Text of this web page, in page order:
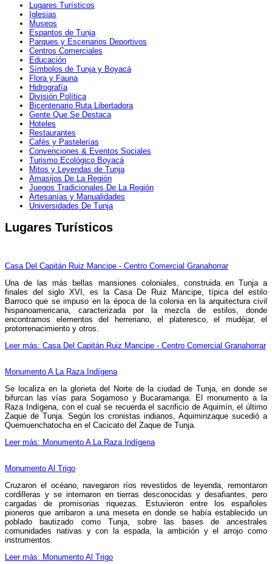
Lugares Turísticos
Iglesias
Museos
Espantos de Tunja
Parques y Escenarios Deportivos
Centros Comerciales
Educación
Símbolos de Tunja y Boyacá
Flora y Fauna
Hidrografía
División Política
Bicentenario Ruta Libertadora
Gente Que Se Destaca
Hoteles
Restaurantes
Cafés y Pastelerías
Convenciones & Eventos Sociales
Turismo Ecológico Boyacá
Mitos y Leyendas de Tunja
Amasijos De La Región
Juegos Tradicionales De La Región
Artesanías y Manualidades
Universidades De Tunja
Lugares Turísticos
Casa Del Capitán Ruiz Mancipe - Centro Comercial Granahorrar
Una de las más bellas mansiones coloniales, construida en Tunja a
finales del siglo XVI, es la Casa De Ruiz Mancipe, típica del estilo
Barroco que se impuso en la época de la colonia en la arquitectura civil
hispanoamericana, caracterizada por la mezcla de estilos, donde
encontramos elementos del herreriano, el plateresco, el mudéjar, el
protorrenacimiento y otros.
Leer más: Casa Del Capitán Ruiz Mancipe - Centro Comercial Granahorrar
Monumento A La Raza Indígena
Se localiza en la glorieta del Norte de la ciudad de Tunja, en donde se
bifurcan las vías para Sogamoso y Bucaramanga. El monumento a la
Raza Indígena, con el cual se recuerda el sacrificio de Aquimín, el último
Zaque de Tunja. Según los cronistas indianos, Aquiminzaque sucedió a
Quemuenchatocha en el Cacicato del Zaque de Tunja.
Leer más: Monumento A La Raza Indígena
Monumento Al Trigo
Cruzaron el océano, navegaron ríos revestidos de leyenda, remontaron
cordilleras y se internaron en tierras desconocidas y desafiantes, pero
cargadas de promisorias riquezas. Estuvieron entre los españoles
pioneros que arribaron a una meseta en donde se había establecido un
poblado bautizado como Tunja, sobre las bases de ancestrales
comunidades nativas y con la espada, la ambición y el arrojo como
instrumentos.
Leer más: Monumento Al Trigo